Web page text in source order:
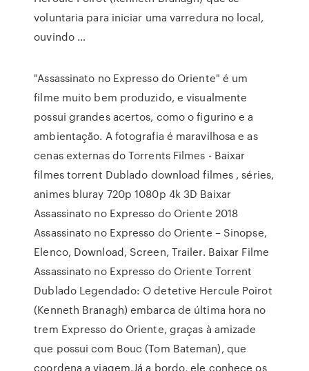
voluntaria para iniciar uma varredura no local,
ouvindo …
"Assassinato no Expresso do Oriente" é um
filme muito bem produzido, e visualmente
possui grandes acertos, como o figurino e a
ambientação. A fotografia é maravilhosa e as
cenas externas do Torrents Filmes - Baixar
filmes torrent Dublado download filmes , séries,
animes bluray 720p 1080p 4k 3D Baixar
Assassinato no Expresso do Oriente 2018
Assassinato no Expresso do Oriente – Sinopse,
Elenco, Download, Screen, Trailer. Baixar Filme
Assassinato no Expresso do Oriente Torrent
Dublado Legendado: O detetive Hercule Poirot
(Kenneth Branagh) embarca de última hora no
trem Expresso do Oriente, graças à amizade
que possui com Bouc (Tom Bateman), que
coordena a viagem.Já a bordo, ele conhece os